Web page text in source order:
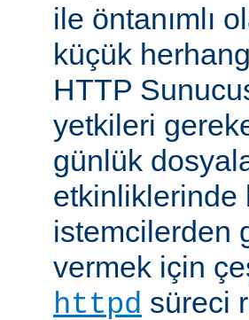
ile öntanımlı
küçük
HTTP
yetkileri
günlük
etkinliklerinde
istemcilerden
vermek için
httpd süreci